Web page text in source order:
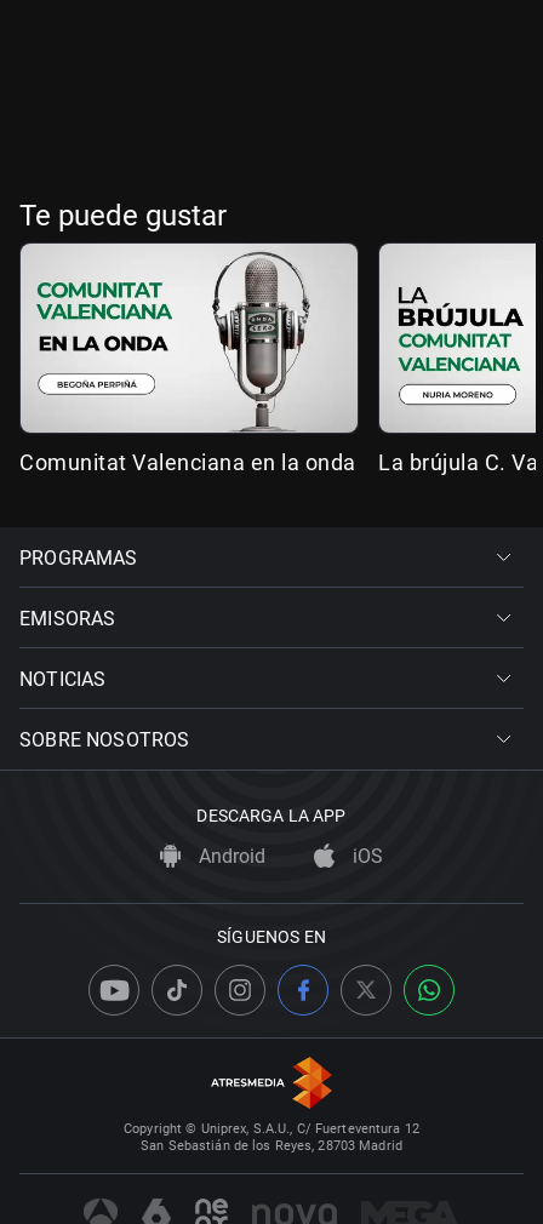
Te puede gustar
Comunitat Valenciana en la onda La brújula C.
PROGRAMAS
EMISORAS
NOTICIAS
SOBRE NOSOTROS
DESCARGA LA APP
Android iOS
SÍGUENOS EN
Copyright © Uniprex, S.A.U., C/ Fuerteventura 12
San Sebastián de los Reyes, 28703 Madrid